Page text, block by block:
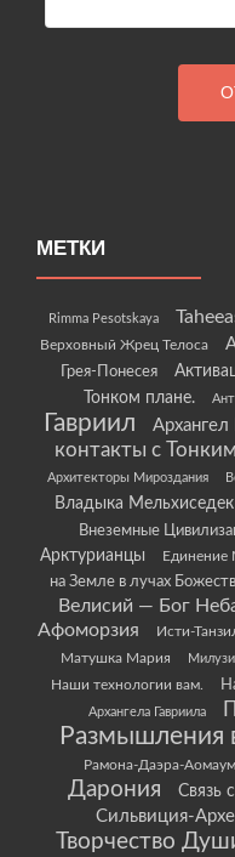
МЕТКИ
Rimma Pesotskaya
Верховный Жрец Телоса
Грея-Понесея
Тонком плане.
Гавриил
контакты с
Архитекторы Мироздания
Владыка Мельхиседек
Внеземные
Арктурианцы
Единение
на Земле в лучах
Велисий — Бог
Афоморзия
Исти-
Матушка Мария
Наши технологии вам.
Архангела Гавриила
Размышления
Рамона-Даэра-
Дарония
Связь
Сильвиция-
Творчество